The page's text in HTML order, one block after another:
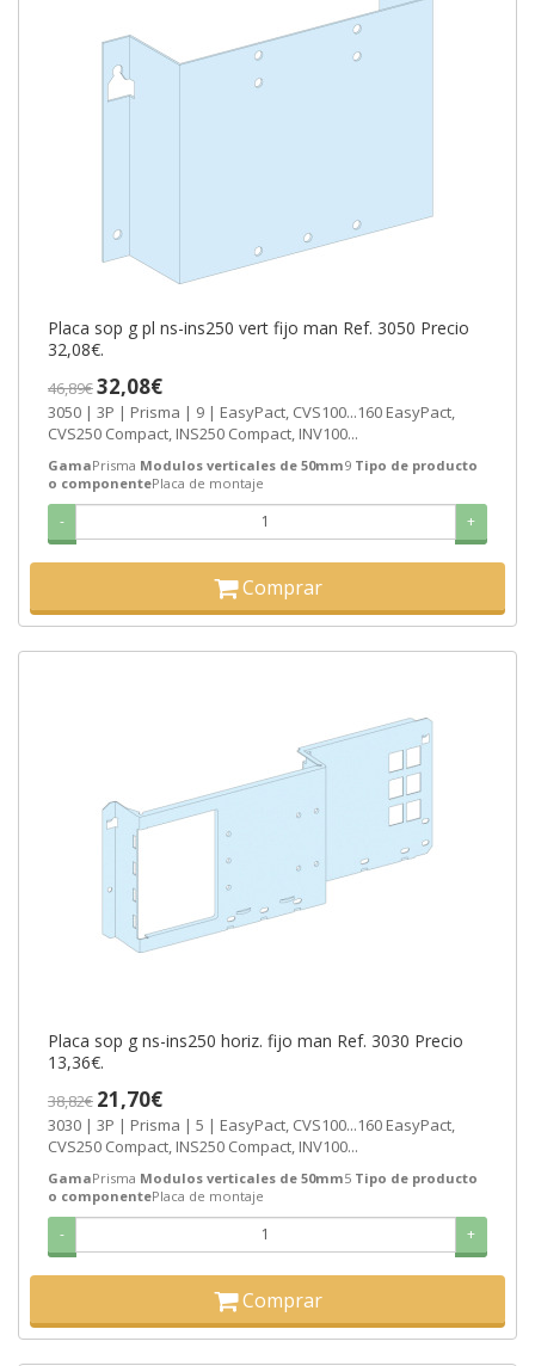
Placa sop g pl ns-ins250 vert fijo man Ref. 3050 Precio
32,08€.
46,89€32,08€
3050 | 3P | Prisma | 9 | EasyPact, CVS100...160 EasyPact,
CVS250 Compact, INS250 Compact, INV100...
GamaPrisma Modulos verticales de 50mm9 Tipo de producto
o componentePlaca de montaje
- +
Comprar
Placa sop g ns-ins250 horiz. fijo man Ref. 3030 Precio
13,36€.
38,82€ 21,70€
3030 | 3P | Prisma | 5 | EasyPact, CVS100...160 EasyPact,
CVS250 Compact, INS250 Compact, INV100...
GamaPrisma Modulos verticales de 50mm5 Tipo de producto
o componentePlaca de montaje
- +
Comprar